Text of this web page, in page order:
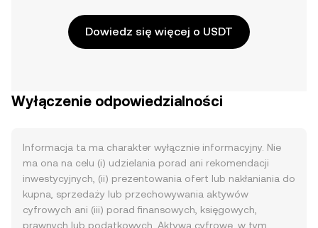
Dowiedz się więcej o USDT
Wyłączenie odpowiedzialności
Informacja ta ma charakter wyłącznie informacyjny. Nie
ma ona na celu (i) udzielania porad ani rekomendacji
inwestycyjnych, (ii) prezentowania ofert lub nakłaniania do
kupna, sprzedaży lub przechowywania aktywów
cyfrowych ani (iii) porad finansowych, księgowych,
prawnych lub podatkowych. Aktywa cyfrowe, w tym